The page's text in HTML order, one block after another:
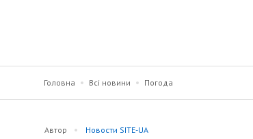
Головна Всі новини Погода
Автор Новости SITE-UA